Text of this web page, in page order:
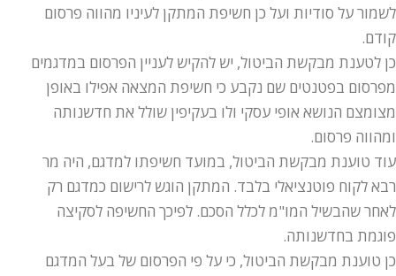
לשמור על סודיות ועל כן חשיפת המתקן לעיניו מהווה פרסום
קודם.
כן לטענת מבקשת הביטול, יש להקיש לעניין הפרסום במדגמים
מפרסום בפטנטים שם נקבע כי חשיפת המצאה אפילו באופן
מצומצם הנושא אופי עסקי ולו בעקיפין שולל את חדשנותה
ומהווה פרסום.
עוד טוענת מבקשת הביטול, במועד חשיפתו למדגם, היה מר
רבא לקוח פוטנציאלי בלבד. המתקן הוגש לרישום כמדגם רק
לאחר שהבשיל המו"מ לכלל הסכם. לפיכך החשיפה לסקיצה
פוגמת בחדשנותה.
כן טוענת מבקשת הביטול, כי על פי הפרסום של בעל המדגם